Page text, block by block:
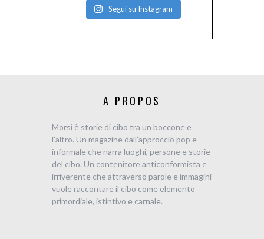
Segui su Instagram
A PROPOS
Morsi è storie di cibo tra un boccone e
l’altro. Un magazine dall’approccio pop e
informale che narra luoghi, persone e storie
del cibo. Un contenitore anticonformista e
irriverente che attraverso parole e immagini
vuole raccontare il cibo come elemento
primordiale, istintivo e carnale.